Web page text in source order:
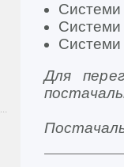
Системи
Системи
Системи
Для